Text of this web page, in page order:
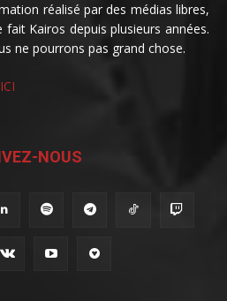
réalisé par des médias libres,
fait Kairos depuis plusieurs années.
ne pourrons pas grand chose.
NOUS